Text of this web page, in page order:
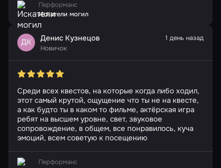
Перформанс
Искатели могил
ДК Денис Кузнецов
Новичок
1 день назад
Среди всех квестов, на которые когда либо ходил,
этот самый крутой, ощущение что ты не на квесте,
а как будто ты в каком то фильме, актёрская игра
ребят на высшем уровне, свет, звуковое
сопровождение, в общем, все понравилось, куча
эмоций, всем советую к посещению
Перформанс